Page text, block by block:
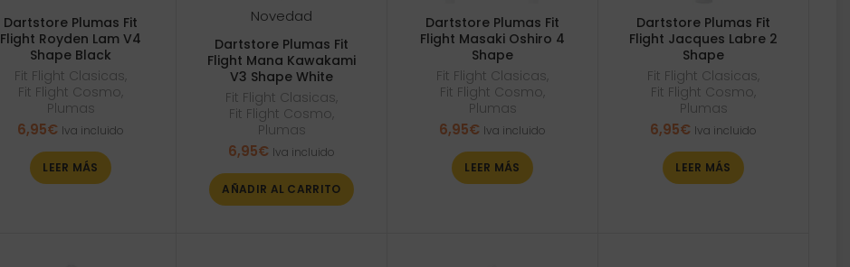
Dartstore Plumas Fit
Flight Royden Lam V4
Shape Black
Fit Flight Clasicas,
Fit Flight Cosmo,
Plumas
6,95€ Iva incluido
LEER MÁS
Novedad
Dartstore Plumas Fit
Flight Mana Kawakami
V3 Shape White
Fit Flight Clasicas,
Fit Flight Cosmo,
Plumas
6,95€ Iva incluido
AÑADIR AL CARRITO
Dartstore Plumas Fit
Flight Masaki Oshiro 4
Shape
Fit Flight Clasicas,
Fit Flight Cosmo,
Plumas
6,95€ Iva incluido
LEER MÁS
Dartstore Plumas Fit
Flight Jacques Labre 2
Shape
Fit Flight Clasicas,
Fit Flight Cosmo,
Plumas
6,95€ Iva incluido
LEER MÁS